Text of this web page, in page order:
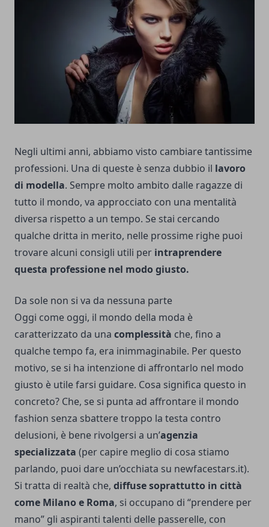
Negli ultimi anni, abbiamo visto cambiare tantissime
professioni. Una di queste è senza dubbio il lavoro
di modella. Sempre molto ambito dalle ragazze di
tutto il mondo, va approcciato con una mentalità
diversa rispetto a un tempo. Se stai cercando
qualche dritta in merito, nelle prossime righe puoi
trovare alcuni consigli utili per intraprendere
questa professione nel modo giusto.
Da sole non si va da nessuna parte
Oggi come oggi, il mondo della moda è
caratterizzato da una complessità che, fino a
qualche tempo fa, era inimmaginabile. Per questo
motivo, se si ha intenzione di affrontarlo nel modo
giusto è utile farsi guidare. Cosa significa questo in
concreto? Che, se si punta ad affrontare il mondo
fashion senza sbattere troppo la testa contro
delusioni, è bene rivolgersi a un’agenzia
specializzata (per capire meglio di cosa stiamo
parlando, puoi dare un’occhiata su newfacestars.it).
Si tratta di realtà che, diffuse soprattutto in città
come Milano e Roma, si occupano di “prendere per
mano” gli aspiranti talenti delle passerelle, con